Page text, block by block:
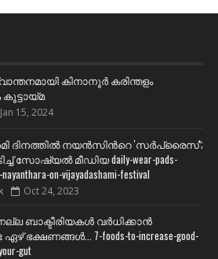
കിനാനൂർ കരിന്തളം
Jan 15, 2024
ദിനത്തില്‍ നയന്‍സിന്‍റെ 'സര്‍പ്രൈസ്';
സോഷ്യല്‍ മീഡിയ daily-wear-pads-
on-vijayadashami-festival
Oct 24, 2023
ബാക്ടീരിയകൾ വര്‍ധിക്കാന്‍
ഏഴ് ഭക്ഷണങ്ങള്‍... 7-foods-to-increase-good-
gut